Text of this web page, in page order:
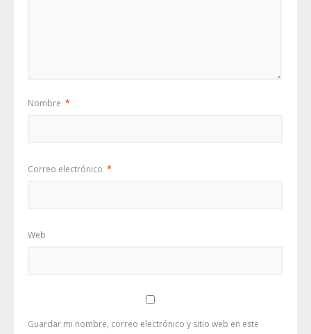
Nombre *
Correo electrónico *
Web
Guardar mi nombre, correo electrónico y sitio web en este